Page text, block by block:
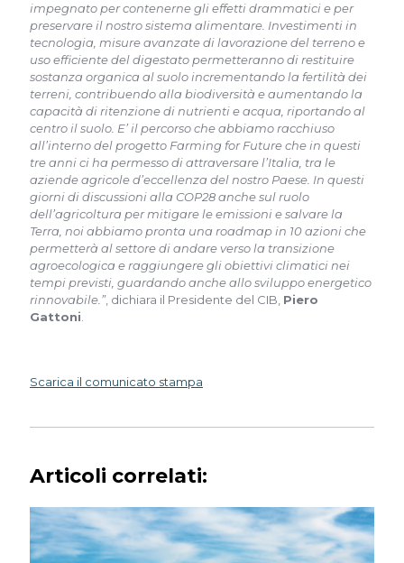
impegnato per contenerne gli effetti drammatici e per
preservare il nostro sistema alimentare. Investimenti in
tecnologia, misure avanzate di lavorazione del terreno e
uso efficiente del digestato permetteranno di restituire
sostanza organica al suolo incrementando la fertilità dei
terreni, contribuendo alla biodiversità e aumentando la
capacità di ritenzione di nutrienti e acqua, riportando al
centro il suolo. E’ il percorso che abbiamo racchiuso
all’interno del progetto Farming for Future che in questi
tre anni ci ha permesso di attraversare l’Italia, tra le
aziende agricole d’eccellenza del nostro Paese. In questi
giorni di discussioni alla COP28 anche sul ruolo
dell’agricoltura per mitigare le emissioni e salvare la
Terra, noi abbiamo pronta una roadmap in 10 azioni che
permetterà al settore di andare verso la transizione
agroecologica e raggiungere gli obiettivi climatici nei
tempi previsti, guardando anche allo sviluppo energetico
rinnovabile.”, dichiara il Presidente del CIB, Piero
Gattoni.
Scarica il comunicato stampa
Articoli correlati: